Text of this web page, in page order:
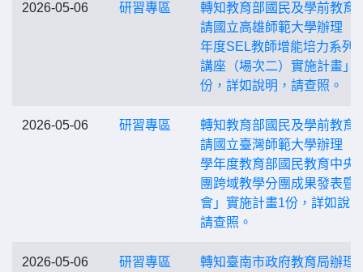
2026-05-06 研習專區
轉知教育部國民及學前教育
請國立高雄師範大學辦理「
年度SEL教師增能培力系列
講座（場次二）實施計畫」1
份，詳如說明，請查照。
2026-05-06 研習專區
轉知教育部國民及學前教育
請國立臺灣師範大學辦理「
學年度教育部國民教育中央
團跨域教學分團成果發表暨
會」實施計畫1份，詳如說
請查照。
2026-05-06 研習專區
轉知臺南市政府教育局辦理